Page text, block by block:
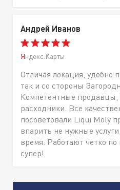
Андрей Иванов
Яндекс.Карты
Отличая локация, удобно
так и со стороны
Компетентные продавцы,
расходники. Все
посоветовали Liqui Moly
впарить не нужные
время. Работают четко
супер!